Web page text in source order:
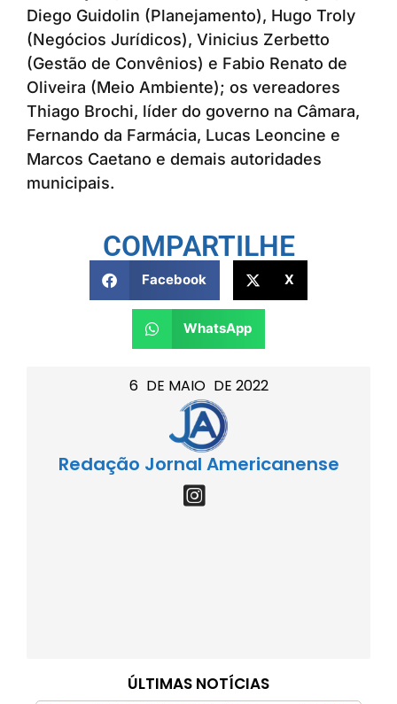
6 DE MAIO DE 2022
Redação Jornal Americanense
ÚLTIMAS NOTÍCIAS
Diego Guidolin (Planejamento), Hugo Troly
(Negócios Jurídicos), Vinicius Zerbetto
(Gestão de Convênios) e Fabio Renato de
Oliveira (Meio Ambiente); os vereadores
Thiago Brochi, líder do governo na Câmara,
Fernando da Farmácia, Lucas Leoncine e
Marcos Caetano e demais autoridades
municipais.
COMPARTILHE
Facebook X
WhatsApp